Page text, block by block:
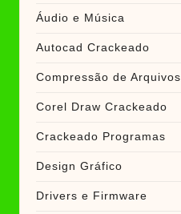
Áudio e Música
Autocad Crackeado
Compressão de Arquivos
Corel Draw Crackeado
Crackeado Programas
Design Gráfico
Drivers e Firmware